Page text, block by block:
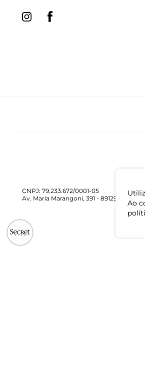
Ao
CNPJ: 79.233.672/0001-05
Av. Maria Marangoni, 391 - 89129-080 -